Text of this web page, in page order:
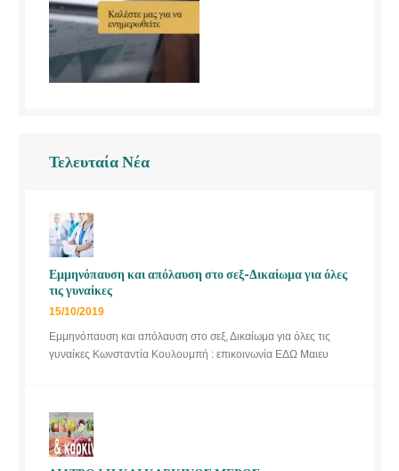
Τελευταία Νέα
Εμμηνόπαυση και απόλαυση στο σεξ-Δικαίωμα για όλες
τις γυναίκες
15/10/2019
Εμμηνόπαυση και απόλαυση στο σεξ, Δικαίωμα για όλες τις
γυναίκες Κωνσταντία Κουλουμπή : επικοινωνία ΕΔΩ Μαιευ